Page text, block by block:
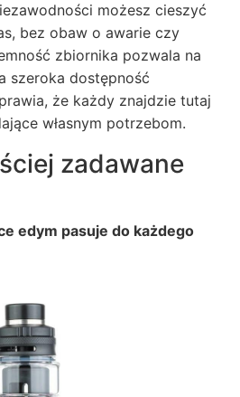
możesz cieszyć
bez obaw o awarie czy
zbiornika pozwala na
szeroka dostępność
że każdy znajdzie tutaj
własnym potrzebom.
zadawane
edym pasuje do każdego